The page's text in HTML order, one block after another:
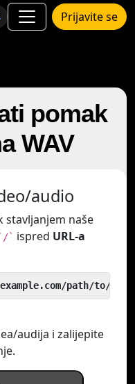
Prijavite se
pomak
WAV
audio
stavljanjem naše
`/` ispred URL-a
path/to/
audija i zalijepite